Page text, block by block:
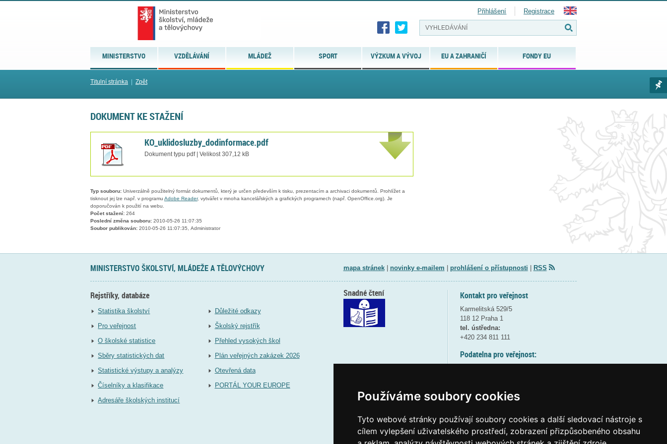
Používáme soubory cookies
Tyto webové stránky používají soubory cookies a další sledovací nástroje s
cílem vylepšení uživatelského prostředí, zobrazení přizpůsobeného obsahu
MINISTERSTVO VZDĚLÁVÁNÍ MLÁDEŽ SPORT VÝZKUM A VÝVOJ EU A ZAHRANIČÍ FONDY EU
Přihlášení Registrace
Titulní stránka Zpět
DOKUMENT KE STAŽENÍ
KO_uklidosluzby_dodinformace.pdf
Dokument typu pdf | Velikost 307,12 kB
Typ souboru: Univerzálně použitelný formát dokumentů, který je určen především k tisku, prezentacím a archivaci dokumentů. Prohlížet a
tisknout jej lze např. v programu Adobe Reader, vytvářet v mnoha kancelářských a grafických programech (např. OpenOffice.org). Je
doporučován k použití na webu.
Počet stažení: 264
Poslední změna souboru: 2010-05-26 11:07:35
Soubor publikován: 2010-05-26 11:07:35, Administrator
MINISTERSTVO ŠKOLSTVÍ, MLÁDEŽE A TĚLOVÝCHOVY mapa stránek| novinky e-mailem prohlášení o přístupnosti RSS
Rejstříky, databáze
Statistika školství
Pro veřejnost
O školské statistice
Sběry statistických dat
Statistické výstupy a analýzy
Číselníky a klasifikace
Adresáře školských institucí
Důležité odkazy
Školský rejstřík
Přehled vysokých škol
Plán veřejných zakázek 2026
Otevřená data
PORTÁL YOUR EUROPE
Kontakt pro veřejnost
Karmelitská 529/5
118 12 Praha 1
tel. ústředna:
+420 234 811 111
Podatelna pro veřejnost:
(více informací
Elektronická podatelna:
Snadné čtení